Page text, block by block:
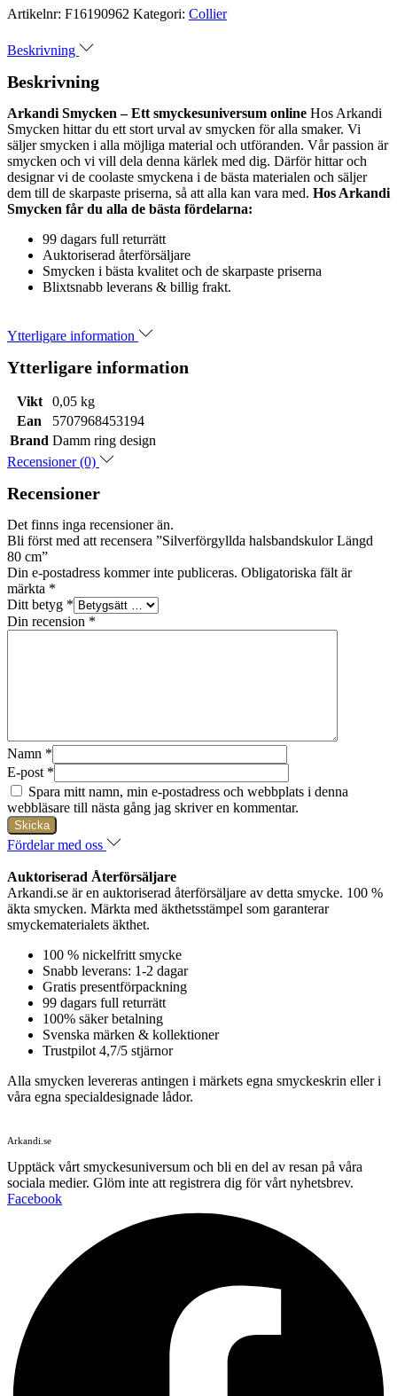
Artikelnr: F16190962 Kategori: Collier
Beskrivning
Beskrivning
Arkandi Smycken – Ett smyckesuniversum online Hos Arkandi
Smycken hittar du ett stort urval av smycken för alla smaker. Vi
säljer smycken i alla möjliga material och utföranden. Vår passion är
smycken och vi vill dela denna kärlek med dig. Därför hittar och
designar vi de coolaste smyckena i de bästa materialen och säljer
dem till de skarpaste priserna, så att alla kan vara med. Hos Arkandi
Smycken får du alla de bästa fördelarna:
99 dagars full returrätt
Auktoriserad återförsäljare
Smycken i bästa kvalitet och de skarpaste priserna
Blixtsnabb leverans & billig frakt.
Ytterligare information
Ytterligare information
Vikt
0,05 kg
Ean
5707968453194
Brand Damm ring design
Recensioner (0)
Recensioner
Det finns inga recensioner än.
Bli först med att recensera ”Silverförgyllda halsbandskulor Längd
80 cm”
Din e-postadress kommer inte publiceras. Obligatoriska fält är
märkta *
Ditt betyg *
Din recension *
Namn *
E-post *
Spara mitt namn, min e-postadress och webbplats i denna
webbläsare till nästa gång jag skriver en kommentar.
Fördelar med oss
Auktoriserad Återförsäljare
Arkandi.se är en auktoriserad återförsäljare av detta smycke. 100 %
äkta smycken. Märkta med äkthetsstämpel som garanterar
smyckematerialets äkthet.
100 % nickelfritt smycke
Snabb leverans: 1-2 dagar
Gratis presentförpackning
99 dagars full returrätt
100% säker betalning
Svenska märken & kollektioner
Trustpilot 4,7/5 stjärnor
Alla smycken levereras antingen i märkets egna smyckeskrin eller i
våra egna specialdesignade lådor.
Arkandi.se
Upptäck vårt smyckesuniversum och bli en del av resan på våra
sociala medier. Glöm inte att registrera dig för vårt nyhetsbrev.
Facebook